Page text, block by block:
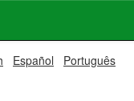
Español Português